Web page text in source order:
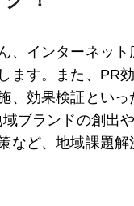
インターネット
す。また、PR
、効果検証とい
ブランドの創出
など、地域課題